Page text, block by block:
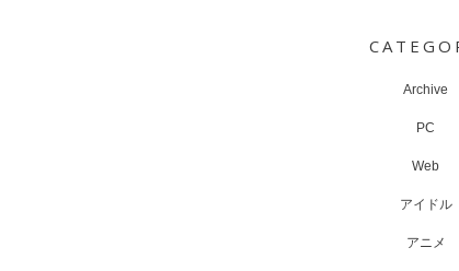
Archive
PC
Web
アイドル
アニメ